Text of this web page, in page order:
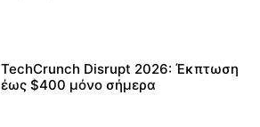
TechCrunch Disrupt 2026: Έκπτωση
έως $400 μόνο σήμερα